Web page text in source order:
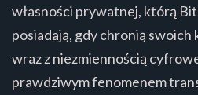
własności prywatnej, którą
posiadają, gdy chronią
wraz z niezmiennością
prawdziwym fenomenem